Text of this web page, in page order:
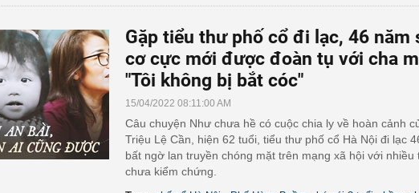
Gặp tiểu thư phố cổ đi lạc, 46 năm
cơ cực mới được đoàn tụ với cha
"Tôi không bị bắt cóc"
15/04/2022 08:11:00 AM
Câu chuyện Như chưa hề có cuộc chia ly về hoàn cảnh
Triệu Lệ Cần, hiện 62 tuổi, tiểu thư phố cổ Hà Nội đi lạc
bất ngờ lan truyền chóng mặt trên mạng xã hội với nhiều
chưa kiểm chứng.